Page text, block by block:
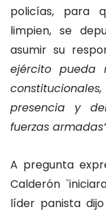
policías, para
limpien, se
asumir su
ejército pueda
presencia y
fuerzas
A pregunta
Calderón
líder panista